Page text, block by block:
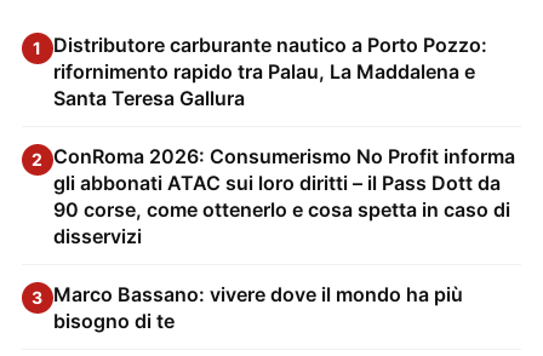
1
Distributore carburante nautico a Porto Pozzo:
rifornimento rapido tra Palau, La Maddalena e
Santa Teresa Gallura
2 ConRoma 2026: Consumerismo No Profit informa
gli abbonati ATAC sui loro diritti – il Pass Dott da
90 corse, come ottenerlo e cosa spetta in caso di
disservizi
3 Marco Bassano: vivere dove il mondo ha più
bisogno di te